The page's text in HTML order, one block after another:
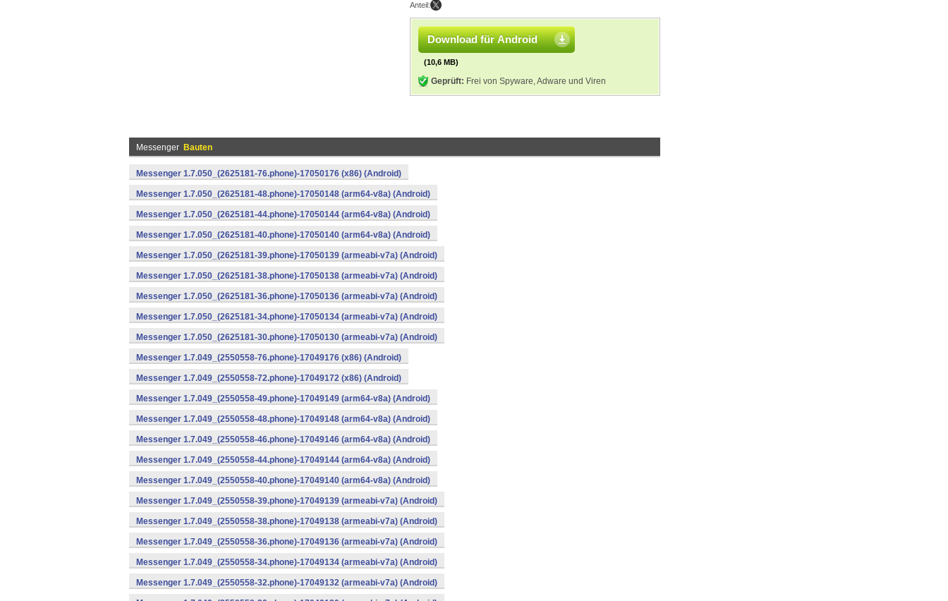
Anteil:
Download für Android
(10,6 MB)
Geprüft: Frei von Spyware, Adware und Viren
Messenger Bauten
Messenger 1.7.050_(2625181-76.phone)-17050176 (x86) (Android)
Messenger 1.7.050_(2625181-48.phone)-17050148 (arm64-v8a) (Android)
Messenger 1.7.050_(2625181-44.phone)-17050144 (arm64-v8a) (Android)
Messenger 1.7.050_(2625181-40.phone)-17050140 (arm64-v8a) (Android)
Messenger 1.7.050_(2625181-39.phone)-17050139 (armeabi-v7a) (Android)
Messenger 1.7.050_(2625181-38.phone)-17050138 (armeabi-v7a) (Android)
Messenger 1.7.050_(2625181-36.phone)-17050136 (armeabi-v7a) (Android)
Messenger 1.7.050_(2625181-34.phone)-17050134 (armeabi-v7a) (Android)
Messenger 1.7.050_(2625181-30.phone)-17050130 (armeabi-v7a) (Android)
Messenger 1.7.049_(2550558-76.phone)-17049176 (x86) (Android)
Messenger 1.7.049_(2550558-72.phone)-17049172 (x86) (Android)
Messenger 1.7.049_(2550558-49.phone)-17049149 (arm64-v8a) (Android)
Messenger 1.7.049_(2550558-48.phone)-17049148 (arm64-v8a) (Android)
Messenger 1.7.049_(2550558-46.phone)-17049146 (arm64-v8a) (Android)
Messenger 1.7.049_(2550558-44.phone)-17049144 (arm64-v8a) (Android)
Messenger 1.7.049_(2550558-40.phone)-17049140 (arm64-v8a) (Android)
Messenger 1.7.049_(2550558-39.phone)-17049139 (armeabi-v7a) (Android)
Messenger 1.7.049_(2550558-38.phone)-17049138 (armeabi-v7a) (Android)
Messenger 1.7.049_(2550558-36.phone)-17049136 (armeabi-v7a) (Android)
Messenger 1.7.049_(2550558-34.phone)-17049134 (armeabi-v7a) (Android)
Messenger 1.7.049_(2550558-32.phone)-17049132 (armeabi-v7a) (Android)